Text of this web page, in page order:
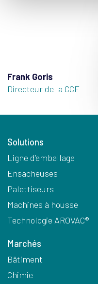
Frank Goris
Directeur de la CCE
Solutions
Ligne d’emballage
Ensacheuses
Palettiseurs
Machines à housse
Technologie AROVAC®
Marchés
Bâtiment
Chimie